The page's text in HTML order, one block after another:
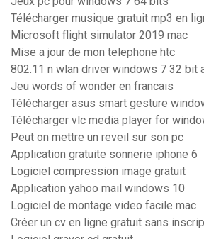
Télécharger musique gratuit mp3 en
Microsoft flight simulator 2019 mac
Mise a jour de mon telephone htc
802.11 n wlan driver windows 7 32 bit
Jeu words of wonder en francais
Télécharger asus smart gesture
Télécharger vlc media player for
Peut on mettre un reveil sur son pc
Application gratuite sonnerie iphone 6
Logiciel compression image gratuit
Application yahoo mail windows 10
Logiciel de montage video facile mac
Créer un cv en ligne gratuit sans